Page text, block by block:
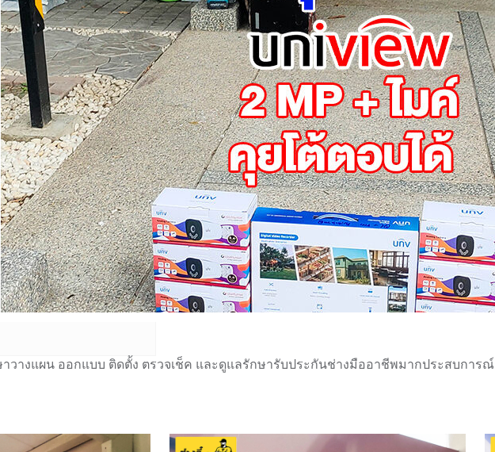
วางแผน ออกแบบ ติดตั้ง ตรวจเช็ค และดูแลรักษารับประกันช่างมืออาชีพมากประสบการณ์